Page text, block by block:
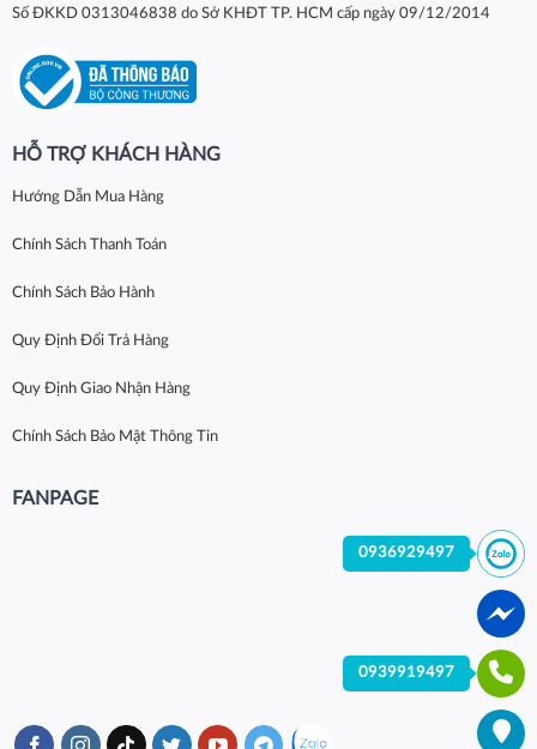
Số ĐKKD 0313046838 do Sở KHĐT TP. HCM cấp ngày 09/12/2014
HỖ TRỢ KHÁCH HÀNG
Hướng Dẫn Mua Hàng
Chính Sách Thanh Toán
Chính Sách Bảo Hành
Quy Định Đổi Trả Hàng
Quy Định Giao Nhận Hàng
Chính Sách Bảo Mật Thông Tin
FANPAGE
0936929497
0939919497